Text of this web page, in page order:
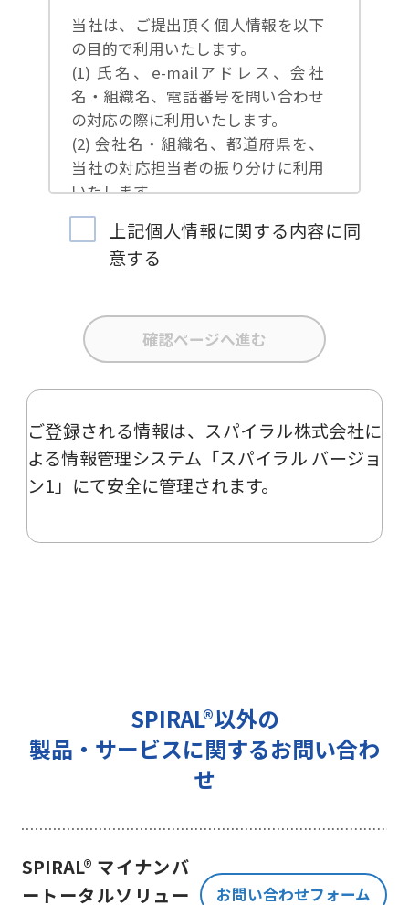
当社は、ご提出頂く個人情報を以下
の目的で利用いたします。
(1) 氏名、e-mailアドレス、会社
名・組織名、電話番号を問い合わせ
の対応の際に利用いたします。
(2) 会社名・組織名、都道府県を、
当社の対応担当者の振り分けに利用
いたします。
(3) お問合せ内容について集計分析
を行い、当社製品・サービスの企画
開発や、販促営業活動の参考にいた
(4) 氏名、e-mailアドレス、会社
名・組織名、電話番号を、当社の製
品・サービスのご案内や当社が独自
ー、イベント、展示会の開催や出展
情報の提供の際に利用いたします。
その他の目的では使用致しません。
2 個人情報の管理について
という）に準拠した適切な保護措置
を講じます。
3 個人情報の第三者提供について
き、ご提出いただく個人情報を、貴
はございません。
但し、お客様から同意をいただいた
上記個人情報に関する内容に同
意する
ご登録される情報は、 スパイラル株式会社に
よる情報管理システム「スパイラル バージョ
ン1」 にて安全に管理されます。
SPIRAL®以外の
製品・サービスに関するお問い合わ
せ
SPIRAL® マイナンバ
ートータルソリュー
お問い合わせフォーム